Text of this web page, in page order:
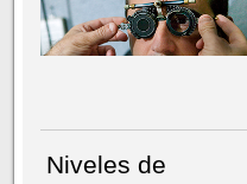
Niveles de